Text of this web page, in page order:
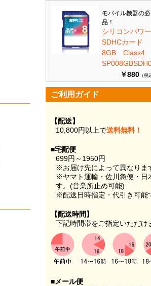
モバイル機器の
品！
シリコンパ
SDHCカード
8GB
￥880 （税
ご利用ガイド
【配送】
10,800円以上で送料無料！
■宅配便
699円～1950円
※お届け先によって異なりま
※ヤマト運輸・佐川急便・日
す。(営業所止め可能)
※配送日時指定・代引き可能
【配送時間】
下記時間帯をご指定いただけ
■メール便